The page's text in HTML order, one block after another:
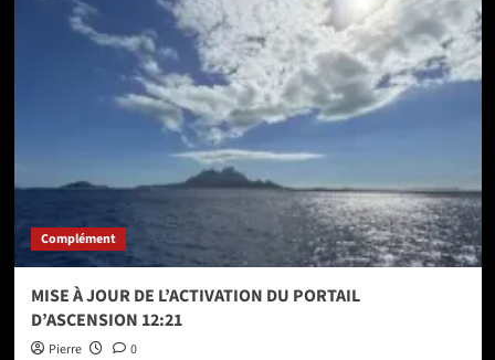
Complément
MISE À JOUR DE L’ACTIVATION DU PORTAIL
D’ASCENSION 12:21
Pierre 0